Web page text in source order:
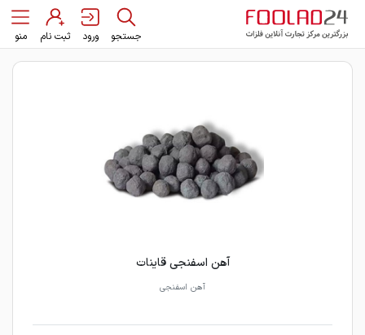
جستجو ورود ثبت نام منو
آهن اسفنجی قاینات
آهن اسفنجی